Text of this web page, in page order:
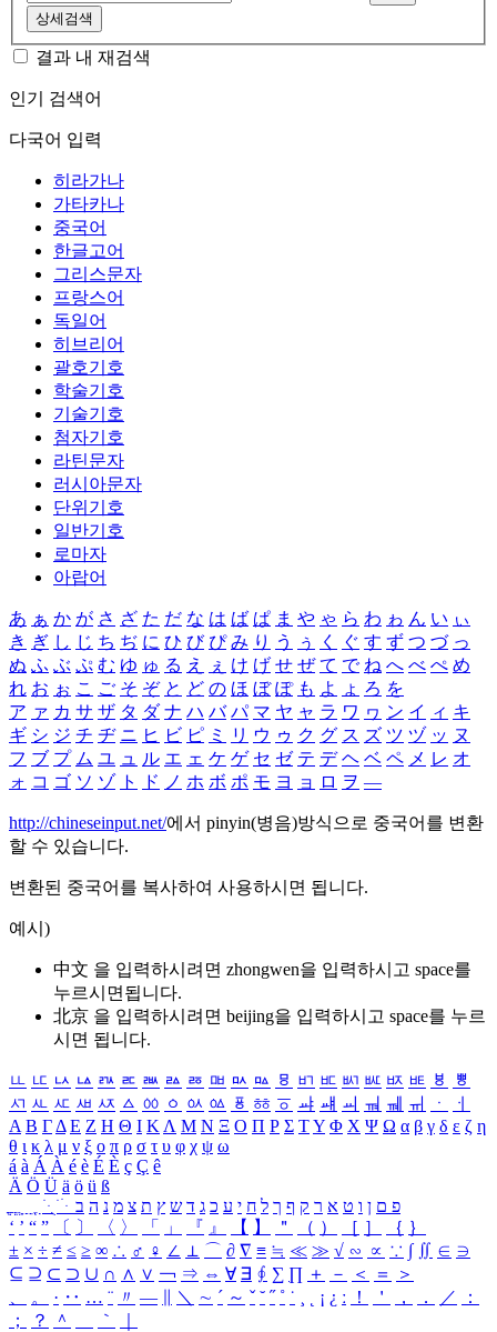
상세검색
결과 내 재검색
인기 검색어
다국어 입력
히라가나
가타카나
중국어
한글고어
그리스문자
프랑스어
독일어
히브리어
괄호기호
학술기호
기술기호
첨자기호
라틴문자
러시아문자
단위기호
일반기호
로마자
아랍어
あ ぁ か が さ ざ た だ な は ば ぱ ま や ゃ ら わ ゎ ん い ぃ
き ぎ し じ ち ぢ に ひ び ぴ み り う ぅ く ぐ す ず つ づ っ
ぬ ふ ぶ ぷ む ゆ ゅ る え ぇ け げ せ ぜ て で ね へ べ ぺ め
れ お ぉ こ ご そ ぞ と ど の ほ ぼ ぽ も よ ょ ろ を
ア ァ カ サ ザ タ ダ ナ ハ バ パ マ ヤ ャ ラ ワ ヮ ン イ ィ キ
ギ シ ジ チ ヂ ニ ヒ ビ ピ ミ リ ウ ゥ ク グ ス ズ ツ ヅ ッ ヌ
フ ブ プ ム ユ ュ ル エ ェ ケ ゲ セ ゼ テ デ ヘ ベ ペ メ レ オ
ォ コ ゴ ソ ゾ ト ド ノ ホ ボ ポ モ ヨ ョ ロ ヲ ―
http://chineseinput.net/에서 pinyin(병음)방식으로 중국어를 변환
할 수 있습니다.
변환된 중국어를 복사하여 사용하시면 됩니다.
예시)
中文 을 입력하시려면 zhongwen을 입력하시고 space를
누르시면됩니다.
北京 을 입력하시려면 beijing을 입력하시고 space를 누르
시면 됩니다.
ㅥ ㅦ ㅧ ㅨ ㅩ ㅪ ㅫ ㅬ ㅭ ㅮ ㅯ ㅰ ㅱ ㅲ ㅳ ㅴ ㅵ ㅶ ㅷ ㅸ
ㅹ
ㅺ ㅻ ㅼ ㅽ ㅾ ㅿ ㆀ ㆁ ㆂ ㆃ ㆄ ㆅ ㆆ ㆇ ㆈ ㆉ ㆊ ㆋ ㆌ ㆍ
ㆎ
Α Β ΓΔ Ε Ζ Η Θ Ι ΚΛ Μ Ν Ξ Ο Π Ρ Σ ΤΥ Φ Χ Ψ Ω α β γ δ ε ζ η
θ ι κ λ μ ν ξ ο π ρ σ τ υ φ χ ψ ω
á à Á À é è É È ç Ç ê
Ä Ö Ü ä ö ü ß
ִֶֹ ֻּ ׁׂ פ ם ן ו ט א ר ק ף ך ל ח י ע כ ג ד ש ץ ת צ מ נ ה ב
‘ ’ “ ” 〔 〕 〈 〉 「 」 『 』 【 】 ＂ （ ） ［ ］ ｛ ｝
± × ÷ ≠ ≤ ≥ ∞ ∴ ♂ ♀ ∠ ⊥ ⌒ ∂ ∇ ≡ ≒ ≪ ≫ √ ∽ ∝ ∵ ∫ ∬ ∈ ∋
⊆ ⊇ ⊂ ⊃ ∪ ∩ ∧ ∨ ￢ ⇒ ⇔ ∀ ∃ ∮ ∑ ∏ ＋ － ＜ ＝
＞
、
。 · ‥ … ¨ 〃 ― ＼ ∼ ´ ～ ˇ ˘ ˝ ˚ ˙ ¸ ¡ ¿ ː ！ ＇ ， ． ／
：
；
？ ＾ ｀